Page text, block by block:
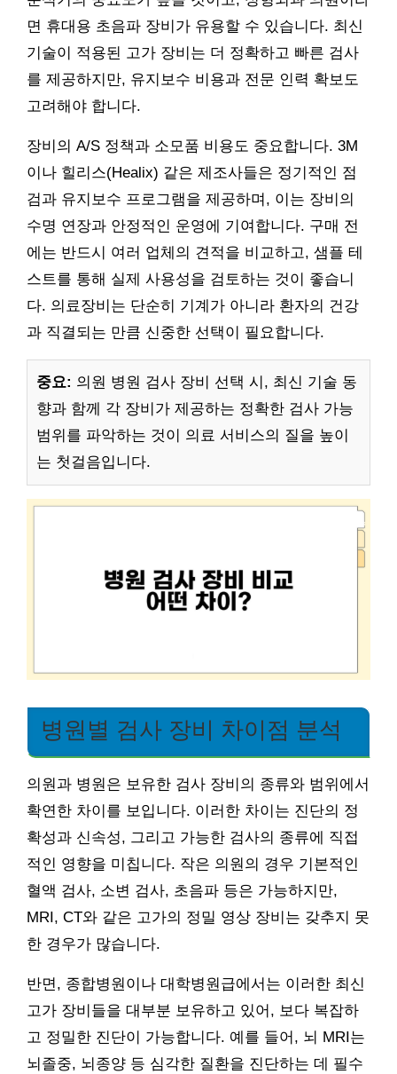
면 휴대용 초음파 장비가 유용할 수 있습니다. 최신
기술이 적용된 고가 장비는 더 정확하고 빠른 검사
를 제공하지만, 유지보수 비용과 전문 인력 확보도
고려해야 합니다.
장비의 A/S 정책과 소모품 비용도 중요합니다. 3M
이나 힐리스(Healix) 같은 제조사들은 정기적인 점
검과 유지보수 프로그램을 제공하며, 이는 장비의
수명 연장과 안정적인 운영에 기여합니다. 구매 전
에는 반드시 여러 업체의 견적을 비교하고, 샘플 테
스트를 통해 실제 사용성을 검토하는 것이 좋습니
다. 의료장비는 단순히 기계가 아니라 환자의 건강
과 직결되는 만큼 신중한 선택이 필요합니다.
중요: 의원 병원 검사 장비 선택 시, 최신 기술 동
향과 함께 각 장비가 제공하는 정확한 검사 가능
범위를 파악하는 것이 의료 서비스의 질을 높이
는 첫걸음입니다.
병원별 검사 장비 차이점 분석
의원과 병원은 보유한 검사 장비의 종류와 범위에서
확연한 차이를 보입니다. 이러한 차이는 진단의 정
확성과 신속성, 그리고 가능한 검사의 종류에 직접
적인 영향을 미칩니다. 작은 의원의 경우 기본적인
혈액 검사, 소변 검사, 초음파 등은 가능하지만,
MRI, CT와 같은 고가의 정밀 영상 장비는 갖추지 못
한 경우가 많습니다.
반면, 종합병원이나 대학병원급에서는 이러한 최신
고가 장비들을 대부분 보유하고 있어, 보다 복잡하
고 정밀한 진단이 가능합니다. 예를 들어, 뇌 MRI는
뇌졸중, 뇌종양 등 심각한 질환을 진단하는 데 필수